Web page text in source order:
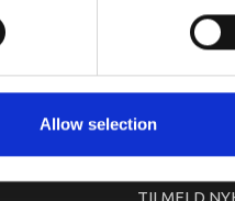
Allow selection
i enkelte tilfælde være
TILMELD